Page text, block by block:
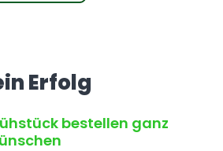
Erfolg
bestellen ganz